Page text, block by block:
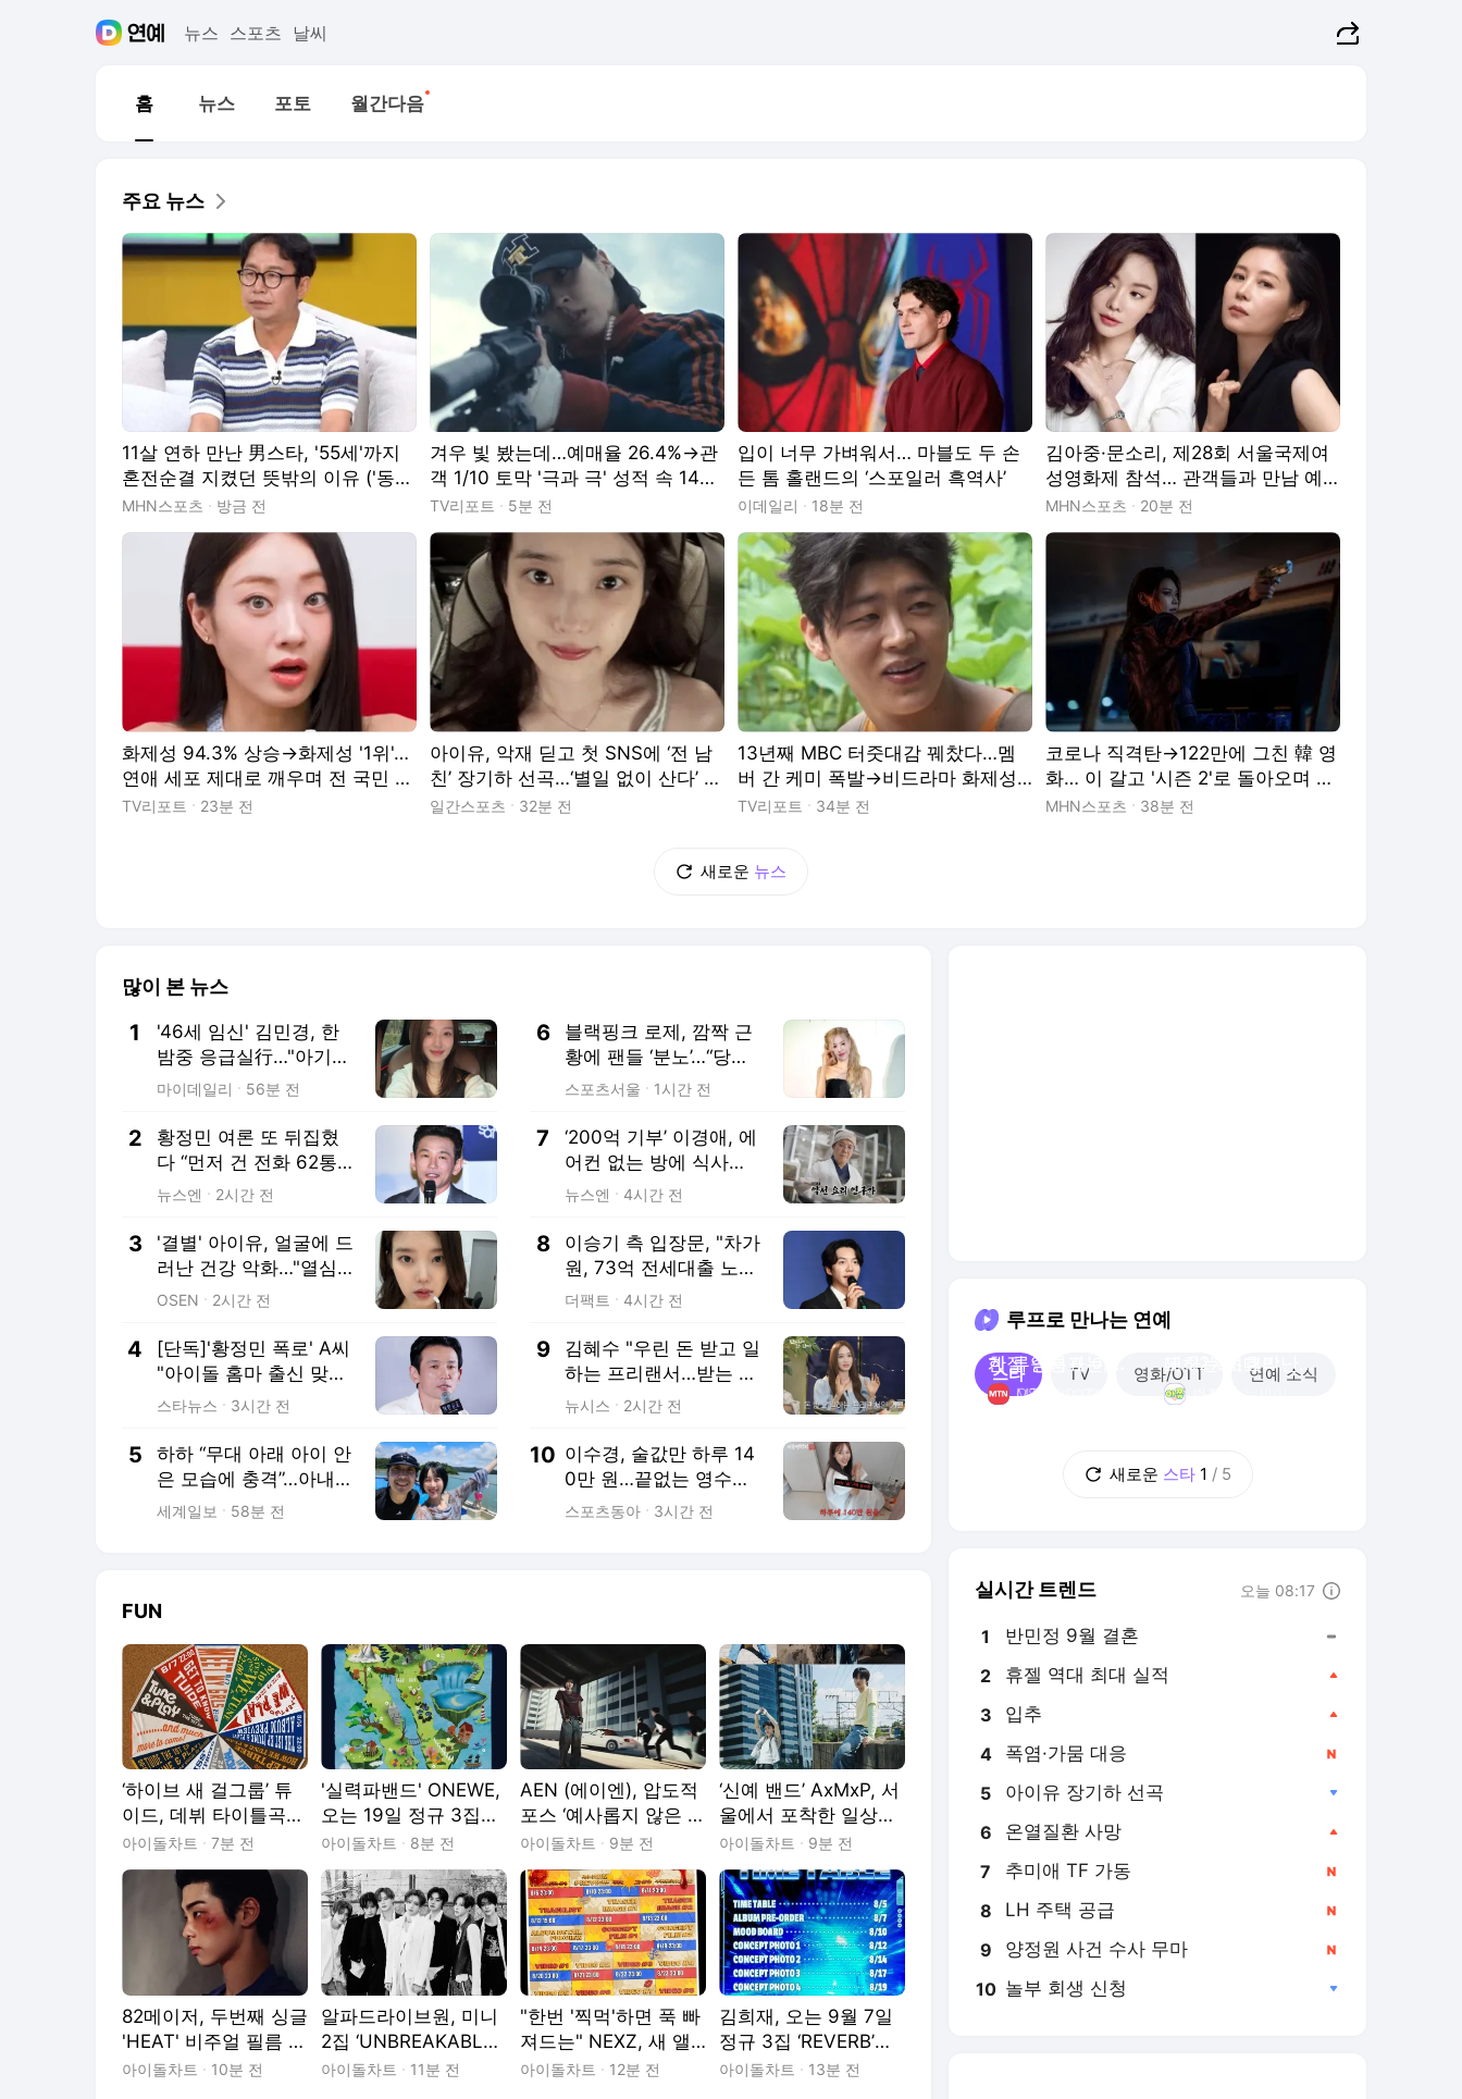
뉴스 스포츠 날씨
홈 뉴스 포토 월간다음
주요 뉴스
11살 연하 만난 男스타, '55세'까지
혼전순결 지켰던 뜻밖의 이유 ('동치
미')
MHN스포츠 방금 전
겨우 빛 봤는데…예매율 26.4%→관
객 1/10 토막 '극과 극' 성적 속 14년
만 디즈니 진출한 韓 영화
TV리포트 5분 전
입이 너무 가벼워서… 마블도 두 손
든 톰 홀랜드의 ‘스포일러 흑역사’
이데일리 18분 전
김아중·문소리, 제28회 서울국제여
성영화제 참석… 관객들과 만남 예
정
MHN스포츠 20분 전
화제성 94.3% 상승→화제성 '1위'…
연애 세포 제대로 깨우며 전 국민 마
음 사로잡은 韓 예능 ('나솔사계')
TV리포트 23분 전
아이유, 악재 딛고 첫 SNS에 ‘전 남
친’ 장기하 선곡…‘별일 없이 산다’ [I
S하이컷]
일간스포츠 32분 전
13년째 MBC 터줏대감 꿰찼다…멤
버 간 케미 폭발→비드라마 화제성 1
위 이어간 韓 예능 ('나혼산')
TV리포트 34분 전
코로나 직격탄→122만에 그친 韓 영
화… 이 갈고 '시즌 2'로 돌아오며 릴
레이 홍보 예능 나선다 ('오케이마담
MHN스포츠 38분 전
새로운 뉴스
많이 본 뉴스
1
'46세 임신' 김민경, 한
밤중 응급실行…"아기
신호 너무 어려워"
마이데일리 56분 전
2
황정민 여론 또 뒤집혔
다 “먼저 건 전화 62통,
그만 연락해” vs 女팬
싸움
뉴스엔 2시간 전
3
'결별' 아이유, 얼굴에 드
러난 건강 악화…"열심
히 사는 중" 꽉 채운 46
OSEN 2시간 전
4
[단독]'황정민 폭로' A씨
"아이돌 홈마 출신 맞
다..큰 의미 없는 망신
스타뉴스 3시간 전
5
하하 “무대 아래 아이 안
은 모습에 충격”…아내
별에 미안함 고백
세계일보 58분 전
6
블랙핑크 로제, 깜짝 근
황에 팬들 ‘분노’…“당장
한국으로 돌아가라”
스포츠서울 1시간 전
7
‘200억 기부’ 이경애, 에
어컨 없는 방에 식사는
밥·국·김치뿐인 충격 일
뉴스엔 4시간 전
8
이승기 측 입장문, "차가
원, 73억 전세대출 노린
고도의 사기수법" 주장
더팩트 4시간 전
9
김혜수 "우린 돈 받고 일
하는 프리랜서…받는 만
큼 해내야"
뉴시스 2시간 전
10 이수경, 술값만 하루 14
0만 원…끝없는 영수증
에 제작진 ‘깜짝’
스포츠동아 3시간 전
FUN
‘하이브 새 걸그룹’ 튜
이드, 데뷔 타이틀곡은
‘SUN KISS’
아이돌차트 7분 전
'실력파밴드' ONEWE,
오는 19일 정규 3집
'面 : Unknown Atlas'
발매
아이돌차트 8분 전
AEN (에이엔), 압도적
포스 ‘예사롭지 않은 신
인’ 베일 벗었다!
아이돌차트 9분 전
‘신예 밴드’ AxMxP, 서
울에서 포착한 일상의
순간들…내추럴+빈티
지 무드 ‘시선 집중’
아이돌차트 9분 전
82메이저, 두번째 싱글
'HEAT' 비주얼 필름 공
개...베일 벗은 새 콘셉
아이돌차트 10분 전
알파드라이브원, 미니
2집 ‘UNBREAKABLE :
少年BEAST’
아이돌차트 11분 전
"한번 '찍먹'하면 푹 빠
져드는" NEXZ, 새 앨
범 'SAUCIN'' 티저로
아이돌차트 12분 전
김희재, 오는 9월 7일
정규 3집 ‘REVERB’로
컴백!…프로모션 타임
아이돌차트 13분 전
루프로 만나는 연예
스타 TV 영화/OTT 연예 소식
안효섭, 폭염 속
계절 앞서가는 패
션 [O! STAR 숏
OSEN 숏포츠
데 22%초대박난
드라마
하지원 취향 저격
한 류승룡표 아저
씨 개그 ㅋㅋ
MTN 이슈톡
도하는 이효리
새로운 스타 1 / 5
실시간 트렌드 오늘 08:17
1
반민정 9월 결혼
2
휴젤 역대 최대 실적
3
입추
4
폭염·가뭄 대응
5
아이유 장기하 선곡
6
온열질환 사망
7
추미애 TF 가동
8
LH 주택 공급
9
양정원 사건 수사 무마
10 놀부 회생 신청